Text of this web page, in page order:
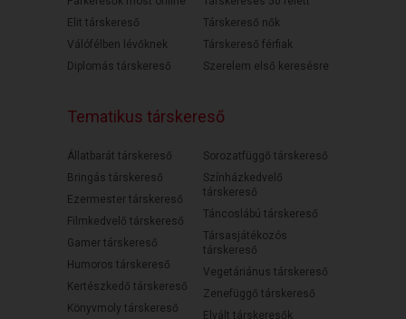
Elit társkereső
Válófélben lévőknek
Diplomás társkereső
Társkereső nők
Társkereső férfiak
Szerelem első keresésre
Tematikus társkereső
Állatbarát társkereső
Bringás társkereső
Ezermester társkereső
Filmkedvelő társkereső
Gamer társkereső
Humoros társkereső
Kertészkedő társkereső
Könyvmoly társkereső
Sorozatfüggő társkereső
Színházkedvelő
társkereső
Táncoslábú társkereső
Társasjátékozós
társkereső
Vegetáriánus társkereső
Zenefüggő társkereső
Elvált társkeresők